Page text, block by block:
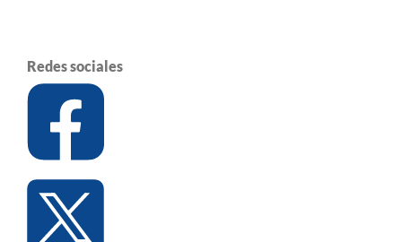
Redes sociales